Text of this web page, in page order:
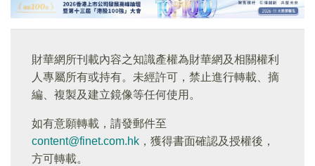
財華網所刊載內容之知識產權為財華網及相關權利
人專屬所有或持有。未經許可，禁止進行轉載、摘
編、複製及建立鏡像等任何使用。
如有意願轉載，請發郵件至
content@finet.com.hk ，獲得書面確認及授權後，
方可轉載。